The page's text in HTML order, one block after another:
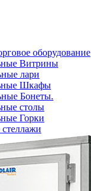
оборудование
Витрины
лари
Шкафы
Бонеты.
столы
Горки